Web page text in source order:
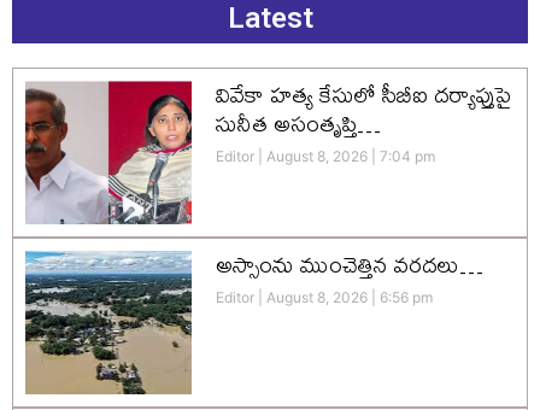
Latest
వివేకా హత్య కేసులో సీబీఐ దర్యాప్తుపై
సునీత అసంతృప్తి…
Editor August 8, 2026 7:04 pm
అస్సాంను ముంచెత్తిన వరదలు…
Editor August 8, 2026 6:56 pm